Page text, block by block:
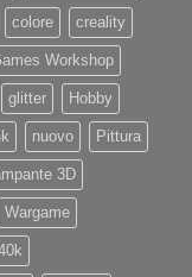
colore creality
Workshop
glitter Hobby
nuovo Pittura
3D
Wargame